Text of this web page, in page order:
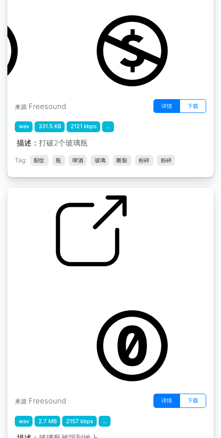
来源 Freesound 详情 下载
wav 331.5 KB 2121 kbps ...
描述： 打破2个玻璃瓶
Tag: 裂纹 瓶 啤酒 玻璃 断裂 粉碎 粉碎
来源 Freesound 详情 下载
wav 2.7 MB 2157 kbps ...